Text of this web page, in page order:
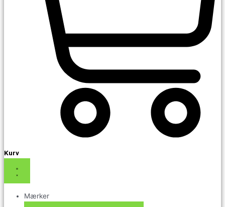
Kurv
Mærker